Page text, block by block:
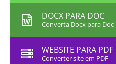
DOCX PARA DOC
Converta Docx para Doc
WEBSITE PARA PDF
Converter site em PDF